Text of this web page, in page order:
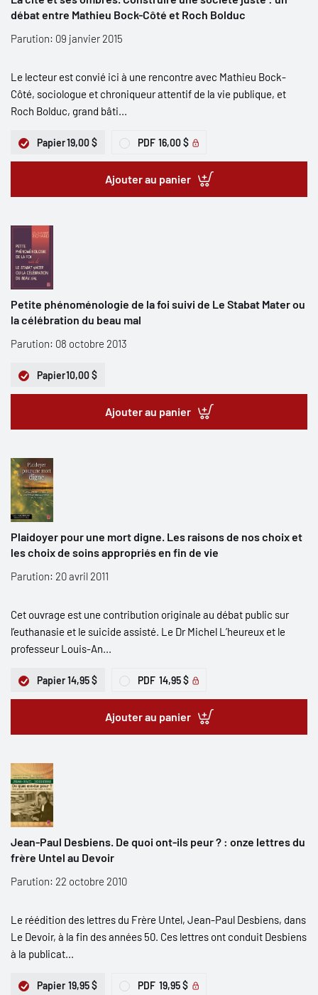
débat entre Mathieu Bock-Côté et Roch Bolduc
Parution: 09 janvier 2015
Le lecteur est convié ici à une rencontre avec Mathieu Bock-
Côté, sociologue et chroniqueur attentif de la vie publique, et
Roch Bolduc, grand bâti...
Papier19,00 $ PDF 16,00 $
Ajouter au panier
Petite phénoménologie de la foi suivi de Le Stabat Mater ou
la célébration du beau mal
Parution: 08 octobre 2013
Papier10,00 $
Ajouter au panier
Plaidoyer pour une mort digne. Les raisons de nos choix et
les choix de soins appropriés en fin de vie
Parution: 20 avril 2011
Cet ouvrage est une contribution originale au débat public sur
l’euthanasie et le suicide assisté. Le Dr Michel L’heureux et le
professeur Louis-An...
Papier14,95 $ PDF 14,95 $
Ajouter au panier
Jean-Paul Desbiens. De quoi ont-ils peur ? : onze lettres du
frère Untel au Devoir
Parution: 22 octobre 2010
Le réédition des lettres du Frère Untel, Jean-Paul Desbiens, dans
Le Devoir, à la fin des années 50. Ces lettres ont conduit Desbiens
à la publicat...
Papier 19,95 $ PDF 19,95 $